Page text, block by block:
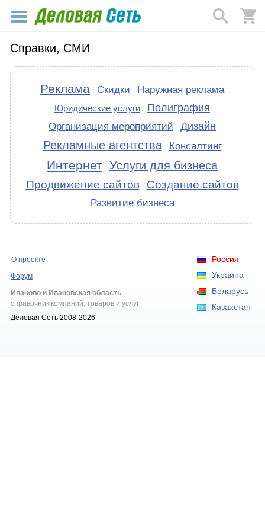
Справки, СМИ
Реклама Скидки Наружная реклама
Юридические услуги Полиграфия
Организация мероприятий Дизайн
Рекламные агентства Консалтинг
Интернет Услуги для бизнеса
Продвижение сайтов Создание сайтов
Развитие бизнеса
Россия
Украина
Беларусь
Казахстан
О проекте
Форум
Иваново и Ивановская область
справочник компаний, товаров и услуг
Деловая Сеть 2008-2026